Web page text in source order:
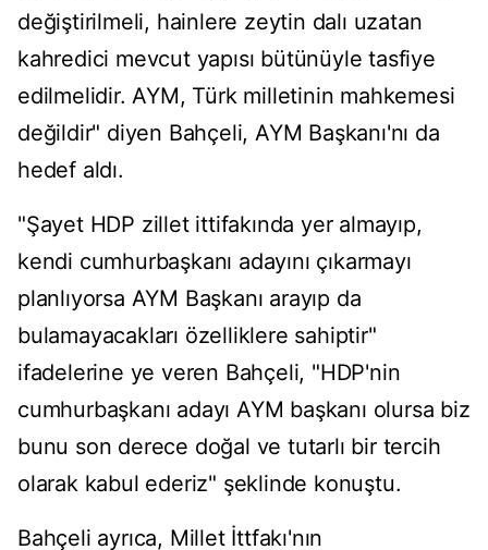
değiştirilmeli, hainlere zeytin dalı uzatan
kahredici mevcut yapısı bütünüyle tasfiye
edilmelidir. AYM, Türk milletinin mahkemesi
değildir" diyen Bahçeli, AYM Başkanı'nı da
hedef aldı.
"Şayet HDP zillet ittifakında yer almayıp,
kendi cumhurbaşkanı adayını çıkarmayı
planlıyorsa AYM Başkanı arayıp da
bulamayacakları özelliklere sahiptir"
ifadelerine ye veren Bahçeli, "HDP'nin
cumhurbaşkanı adayı AYM başkanı olursa biz
bunu son derece doğal ve tutarlı bir tercih
olarak kabul ederiz" şeklinde konuştu.
Bahçeli ayrıca, Millet İttfakı'nın